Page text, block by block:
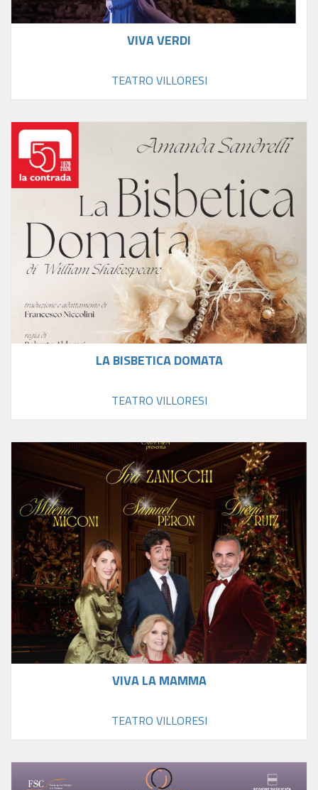
VIVA VERDI
TEATRO VILLORESI
LA BISBETICA DOMATA
TEATRO VILLORESI
VIVA LA MAMMA
TEATRO VILLORESI